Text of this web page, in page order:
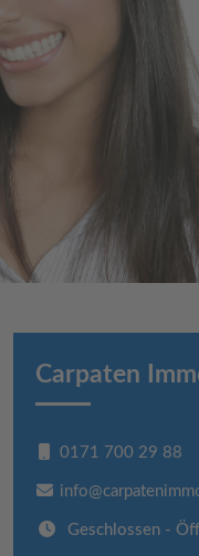
Carpaten
0171 700 29 88
Geschlossen -